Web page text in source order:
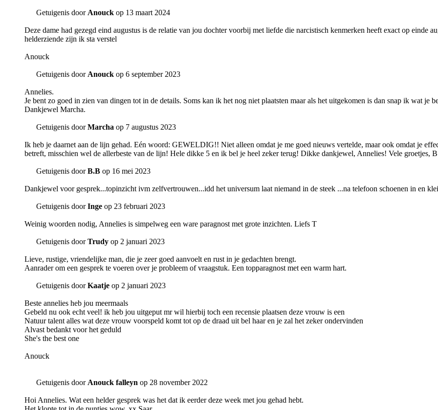
Getuigenis door Anouck op 13 maart 2024
Deze dame had gezegd eind augustus is de relatie van jou dochter voorbij met liefde die narcistisch kenmerken heeft exact op einde
helderziende zijn ik sta verstel
Anouck
Getuigenis door Anouck op 6 september 2023
Annelies.
Je bent zo goed in zien van dingen tot in de details. Soms kan ik het nog niet plaatsten maar als het uitgekomen is dan snap ik wat je
Dankjewel Marcha.
Getuigenis doorMarcha op 7 augustus 2023
Ik heb je daarnet aan de lijn gehad. Eén woord: GEWELDIG!! Niet alleen omdat je me goed nieuws vertelde, maar ook omdat je
betreft, misschien wel de allerbeste van de lijn! Hele dikke 5 en ik bel je heel zeker terug! Dikke dankjewel, Annelies! Vele groetjes,
Getuigenis doorB.B op 16 mei 2023
Dankjewel voor gesprek...topinzicht ivm zelfvertrouwen...idd het universum laat niemand in de steek ...na telefoon schoenen in en
Getuigenis doorInge op 23 februari 2023
Weinig woorden nodig, Annelies is simpelweg een ware paragnost met grote inzichten. Liefs T
Getuigenis doorTrudy op 2 januari 2023
Lieve, rustige, vriendelijke man, die je zeer goed aanvoelt en rust in je gedachten brengt.
Aanrader om een gesprek te voeren over je probleem of vraagstuk. Een topparagnost met een warm hart.
Getuigenis doorKaatje op 2 januari 2023
Beste annelies heb jou meermaals
Gebeld nu ook echt veel! ik heb jou uitgeput mr wil hierbij toch een recensie plaatsen deze vrouw is een
Natuur talent alles wat deze vrouw voorspeld komt tot op de draad uit bel haar en je zal het zeker ondervinden
Alvast bedankt voor het geduld
She's the best one
Anouck
Getuigenis door Anouck falleyn op 28 november 2022
Hoi Annelies. Wat een helder gesprek was het dat ik eerder deze week met jou gehad hebt.